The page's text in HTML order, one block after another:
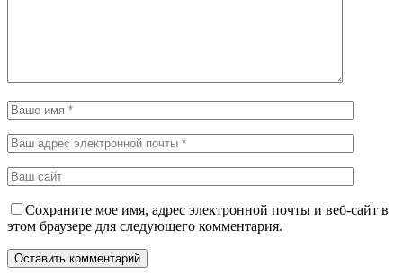
Сохраните мое имя, адрес электронной почты и веб-сайт в
этом браузере для следующего комментария.